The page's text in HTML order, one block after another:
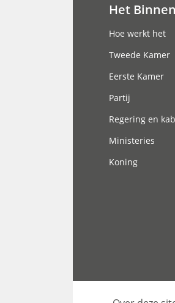
Het
Hoe werkt het
Tweede Kamer
Eerste Kamer
Partij
Regering en
Ministeries
Koning